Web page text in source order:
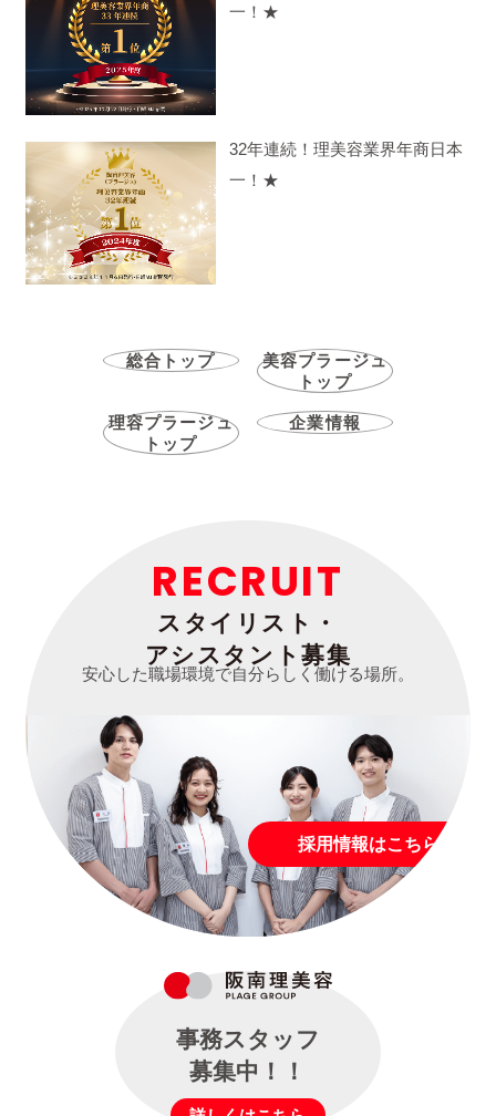
一！★
32年連続！理美容業界年商日本
一！★
総合トップ
美容プラージュ
トップ
理容プラージュ
トップ
企業情報
RECRUIT
スタイリスト・
アシスタント募集
安心した職場環境で自分らしく働ける場所。
採用情報はこちら
事務スタッフ
募集中！！